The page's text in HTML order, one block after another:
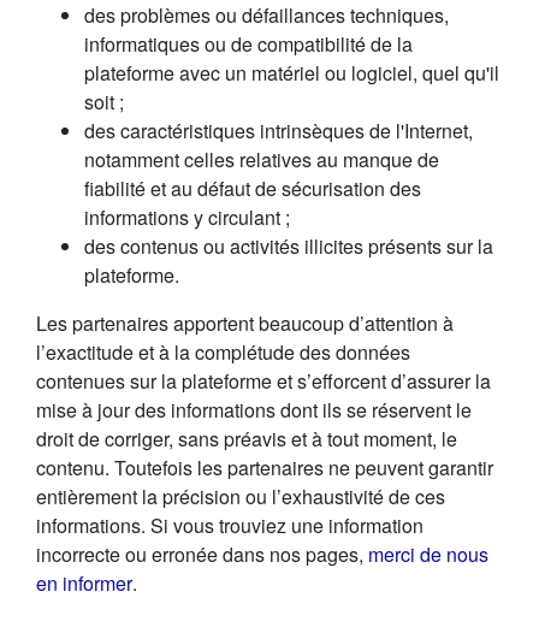
des problèmes ou défaillances techniques,
informatiques ou de compatibilité de la
plateforme avec un matériel ou logiciel, quel qu'il
soit ;
des caractéristiques intrinsèques de l'Internet,
notamment celles relatives au manque de
fiabilité et au défaut de sécurisation des
informations y circulant ;
des contenus ou activités illicites présents sur la
plateforme.
Les partenaires apportent beaucoup d’attention à
l’exactitude et à la complétude des données
contenues sur la plateforme et s’efforcent d’assurer la
mise à jour des informations dont ils se réservent le
droit de corriger, sans préavis et à tout moment, le
contenu. Toutefois les partenaires ne peuvent garantir
entièrement la précision ou l’exhaustivité de ces
informations. Si vous trouviez une information
incorrecte ou erronée dans nos pages, merci de nous
en informer(s'ouvre dans un nouvel onglet)
.